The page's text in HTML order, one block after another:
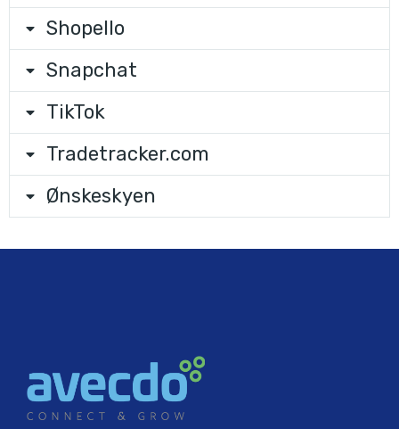
Shopello
Snapchat
TikTok
Tradetracker.com
Ønskeskyen